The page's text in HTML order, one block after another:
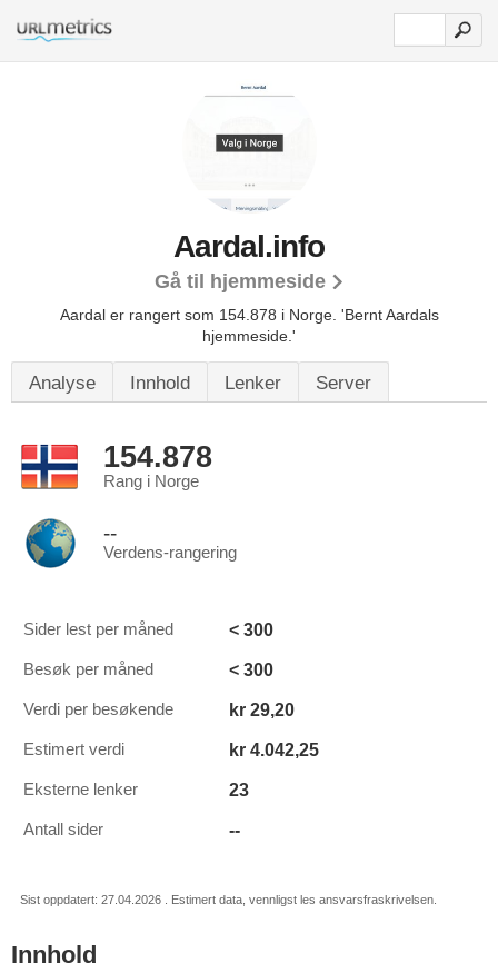
Aardal.info
Gå til hjemmeside
Aardal er rangert som 154.878 i Norge. 'Bernt Aardals
hjemmeside.'
Analyse Innhold Lenker Server
154.878
Rang i Norge
--
Verdens-rangering
Sider lest per måned < 300
Besøk per måned < 300
Verdi per besøkende kr 29,20
Estimert verdi kr 4.042,25
Eksterne lenker 23
Antall sider --
Sist oppdatert: 27.04.2026 . Estimert data, vennligst les ansvarsfraskrivelsen.
Innhold